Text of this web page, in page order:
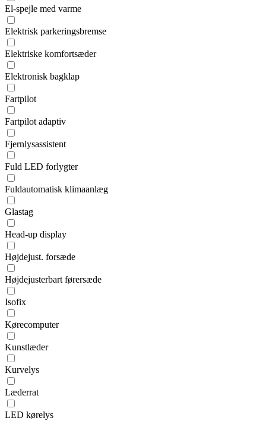
El-spejle med varme
Elektrisk parkeringsbremse
Elektriske komfortsæder
Elektronisk bagklap
Fartpilot
Fartpilot adaptiv
Fjernlysassistent
Fuld LED forlygter
Fuldautomatisk klimaanlæg
Glastag
Head-up display
Højdejust. forsæde
Højdejusterbart førersæde
Isofix
Kørecomputer
Kunstlæder
Kurvelys
Læderrat
LED kørelys